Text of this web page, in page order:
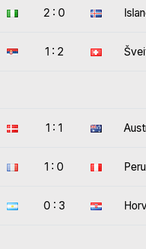
2 : 0
1 : 2
1 : 1
1 : 0
0 : 3